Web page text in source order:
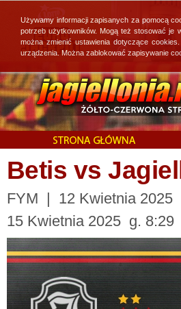
Betis vs
FYM | 12 Kwietnia
15 Kwietnia 2025 g. 8:29
Używamy informacji zapisanych za pomocą
potrzeb użytkowników. Mogą też stosować je
można zmienić ustawienia dotyczące
urządzenia. Można zablokować zapisywanie